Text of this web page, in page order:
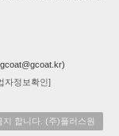
자정보확인]
합니다. (주)플러스원